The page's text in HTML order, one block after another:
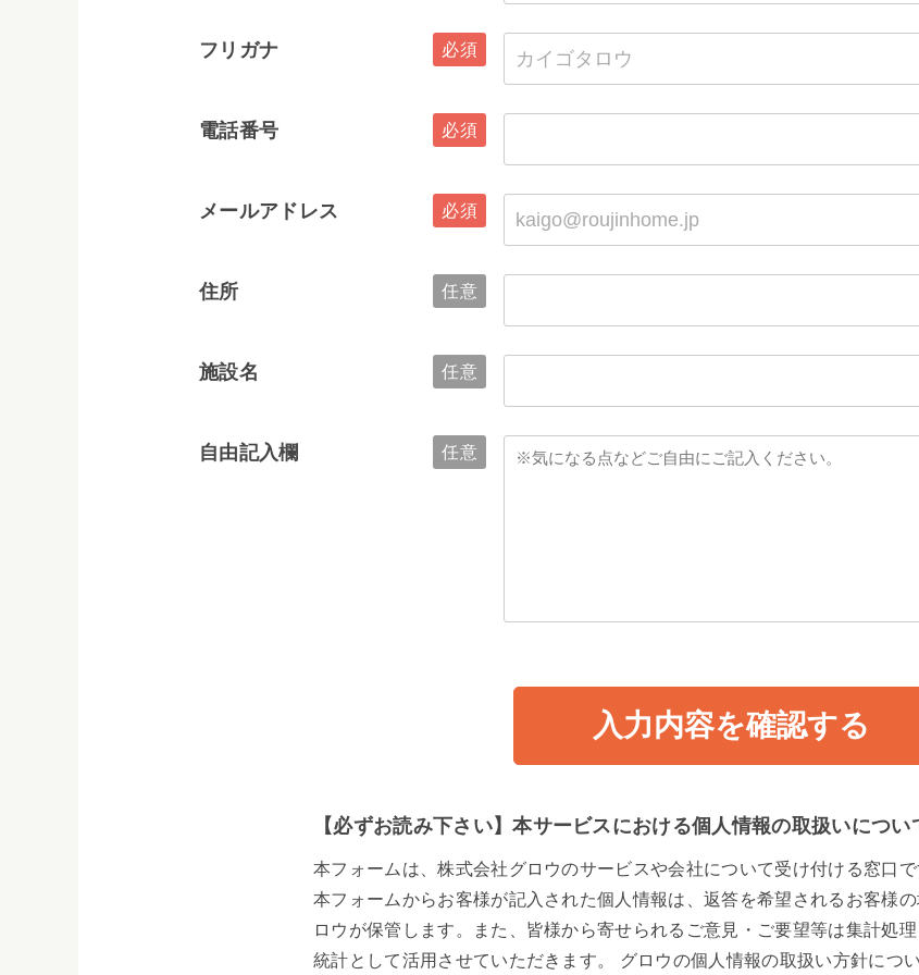
フリガナ
電話番号
メールアドレス
住所
施設名
自由記入欄
【必ずお読み下さい】本サービスにおける個人情報の取扱いについ
本フォームは、株式会社グロウのサービスや会社について受け付ける窓口で
本フォームからお客様が記入された個人情報は、返答を希望されるお客様
ロウが保管します。また、皆様から寄せられるご意見・ご要望等は集計処
統計として活用させていただきます。 グロウの個人情報の取扱い方針につい